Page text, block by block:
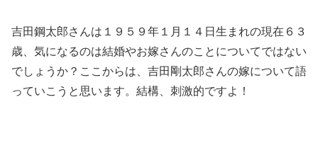
吉田鋼太郎さんは１９５９年１月１４日生まれの現在６３
歳、気になるのは結婚やお嫁さんのことについてではない
でしょうか？ここからは、吉田剛太郎さんの嫁について語
っていこうと思います。結構、刺激的ですよ！